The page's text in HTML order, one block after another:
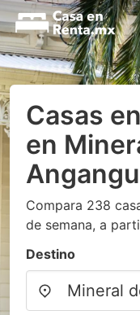
Casas
en
Compara 238
de semana, a
Destino